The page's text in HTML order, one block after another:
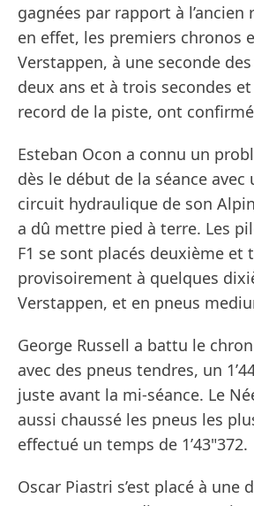
gagnées par rapport à l’ancien
en effet, les premiers chronos
Verstappen, à une seconde
deux ans et à trois secondes
record de la piste, ont
Esteban Ocon a connu un
dès le début de la séance avec
circuit hydraulique de son
a dû mettre pied à terre. Les
F1 se sont placés deuxième et
provisoirement à quelques
Verstappen, et en pneus
George Russell a battu le
avec des pneus tendres, un
juste avant la mi-séance. Le
aussi chaussé les pneus les
effectué un temps de 1’43"372.
Oscar Piastri s’est placé à une